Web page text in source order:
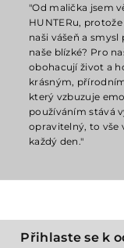
"Od malička jsem
HUNTERu,
naši vášeň a
naše blízké? Pro
obohacují život a
krásným,
který vzbuzuje
používáním stává
opravitelný, to vše
každý den."
Přihlaste se k